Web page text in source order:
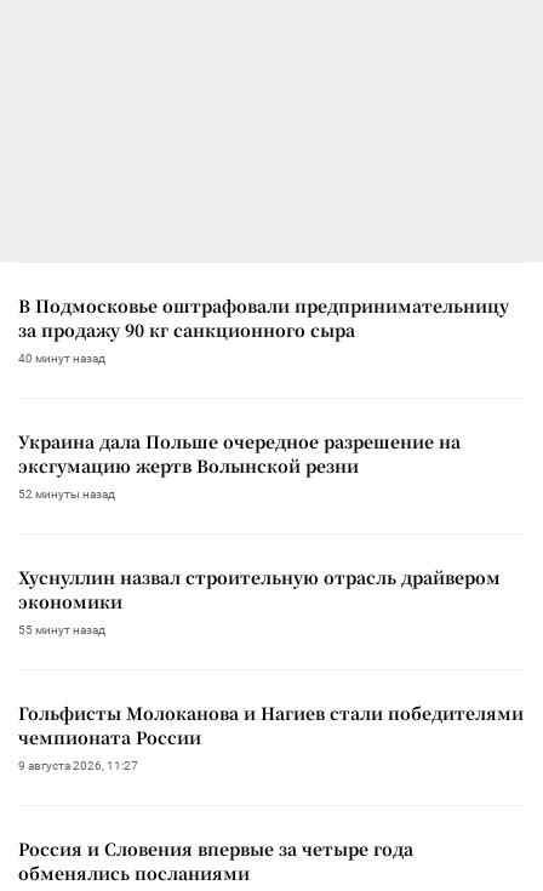
В Подмосковье оштрафовали предпринимательницу
за продажу 90 кг санкционного сыра
40 минут назад
Украина дала Польше очередное разрешение на
эксгумацию жертв Волынской резни
52 минуты назад
Хуснуллин назвал строительную отрасль драйвером
экономики
55 минут назад
Гольфисты Молоканова и Нагиев стали победителями
чемпионата России
9 августа 2026, 11:27
Россия и Словения впервые за четыре года
обменялись посланиями